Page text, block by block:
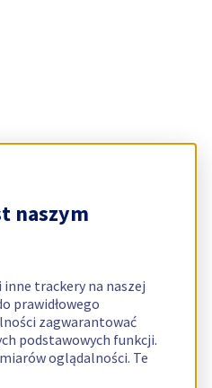
naszym
trackery na naszej
prawidłowego
zagwarantować
podstawowych funkcji.
oglądalności. Te